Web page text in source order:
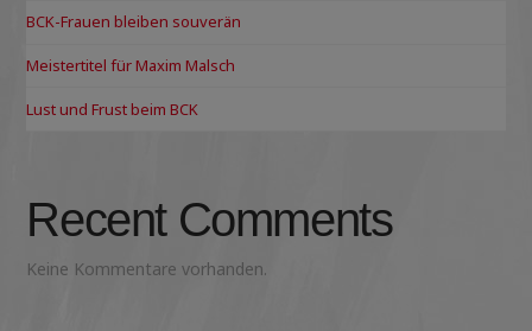
BCK-Frauen bleiben souverän
Meistertitel für Maxim Malsch
Lust und Frust beim BCK
Recent Comments
Keine Kommentare vorhanden.